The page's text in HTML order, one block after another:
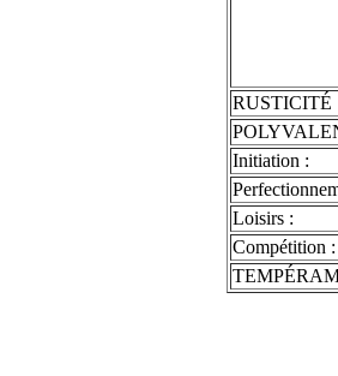
RUSTICITÉ
Initiation :
Loisirs :
Compétition :